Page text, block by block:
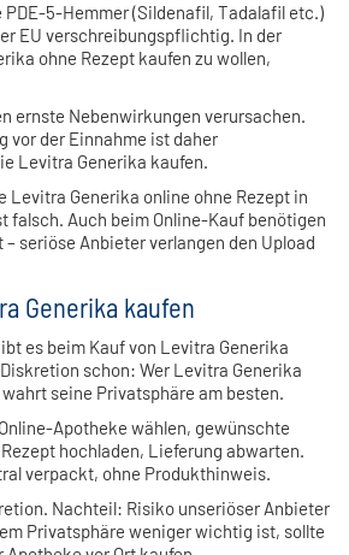
PDE-5-Hemmer (Sildenafil, Tadalafil etc.)
EU verschreibungspflichtig. In der
ohne Rezept kaufen zu wollen,
ernste Nebenwirkungen verursachen.
vor der Einnahme ist daher
Levitra Generika kaufen.
Levitra Generika online ohne Rezept in
falsch. Auch beim Online-Kauf benötigen
seriöse Anbieter verlangen den Upload
Generika kaufen
es beim Kauf von Levitra Generika
schon: Wer Levitra Generika
seine Privatsphäre am besten.
Apotheke wählen, gewünschte
hochladen, Lieferung abwarten.
verpackt, ohne Produkthinweis.
Nachteil: Risiko unseriöser Anbieter
Privatsphäre weniger wichtig ist, sollte